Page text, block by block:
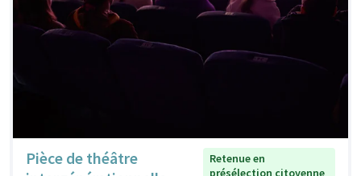
Pièce de théâtre
Retenue en
présélection citoyenne